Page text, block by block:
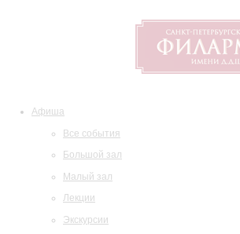
Афиша
Все события
Большой зал
Малый зал
Лекции
Экскурсии